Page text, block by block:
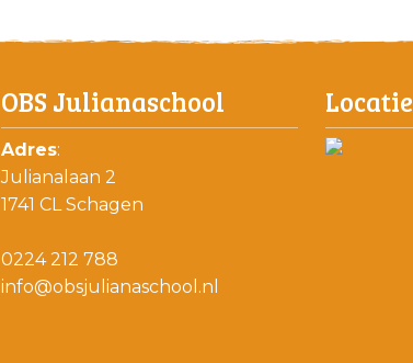
OBS Julianaschool
Adres:
Julianalaan 2
1741 CL Schagen
0224 212 788
info@obsjulianaschool.nl
Locatie